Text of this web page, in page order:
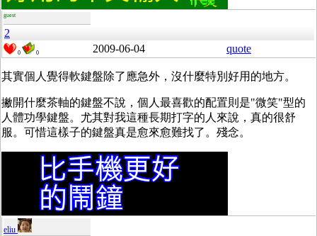
guest
2
0 0 2009-06-04 quote
其實個人覺得軟鍵盤除了應急外，沒什麼特別好用的地方。
撇開什麼茶軸的鍵盤不說，個人最喜歡的配置則是"微笑"型的
人體功學鍵盤。尤其對我這種長期打字的人來說，真的很舒
服。可惜這樣子的鍵盤真是愈來愈難找了。殘念。
eliu